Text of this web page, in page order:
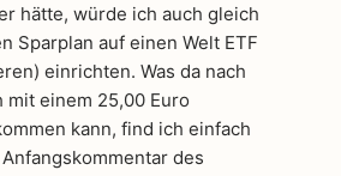
hätte, würde ich auch gleich
Sparplan auf einen Welt ETF
einrichten. Was da nach
mit einem 25,00 Euro
kann, find ich einfach
des